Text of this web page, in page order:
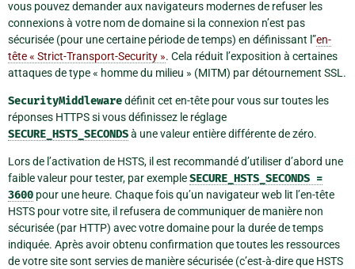
vous pouvez demander aux navigateurs modernes de refuser les
connexions à votre nom de domaine si la connexion n’est pas
sécurisée (pour une certaine période de temps) en définissant l”en-
tête « Strict-Transport-Security ». Cela réduit l’exposition à certaines
attaques de type « homme du milieu » (MITM) par détournement SSL.
SecurityMiddlewaredéfinit cet en-tête pour vous sur toutes les
réponses HTTPS si vous définissez le réglage
SECURE_HSTS_SECONDSà une valeur entière différente de zéro.
Lors de l’activation de HSTS, il est recommandé d’utiliser d’abord une
faible valeur pour tester, par exempleSECURE_HSTS_SECONDS =
3600 pour une heure. Chaque fois qu’un navigateur web lit l’en-tête
HSTS pour votre site, il refusera de communiquer de manière non
sécurisée (par HTTP) avec votre domaine pour la durée de temps
indiquée. Après avoir obtenu confirmation que toutes les ressources
de votre site sont servies de manière sécurisée (c’est-à-dire que HSTS